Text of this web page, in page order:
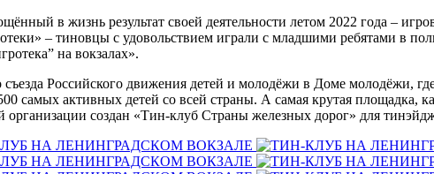
в жизнь результат своей деятельности летом 2022 года –
– тиновцы с удовольствием играли с младшими ребятами в
на вокзалах».
Российского движения детей и молодёжи в Доме молодёжи,
самых активных детей со всей страны. А самая крутая площадка,
создан «Тин-клуб Страны железных дорог» для